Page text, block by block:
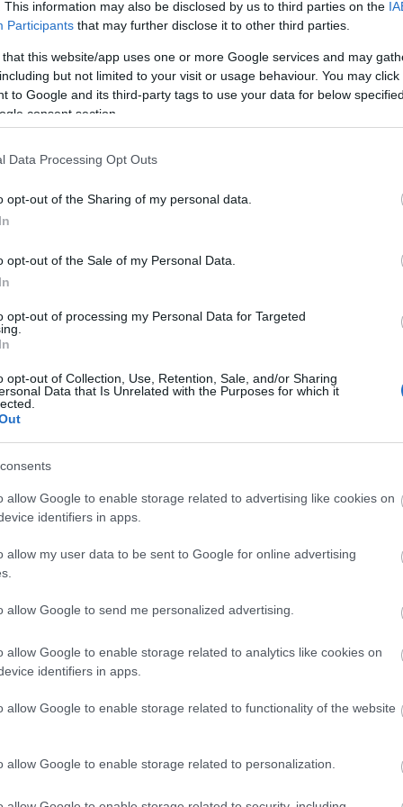
This information may also be disclosed by us to third parties on the
Participants that may further disclose it to other third parties.
that this website/app uses one or more Google services and may
but not limited to your visit or usage behaviour. You may
to Google and its third-party tags to use your data for below
consent section.
Data Processing Opt Outs
opt-out of the Sharing of my personal data.
opt-out of the Sale of my Personal Data.
opt-out of processing my Personal Data for Targeted
opt-out of Collection, Use, Retention, Sale, and/or Sharing
Data that Is Unrelated with the Purposes for which it
allow Google to enable storage related to advertising like cookies on
identifiers in apps.
allow my user data to be sent to Google for online advertising
allow Google to send me personalized advertising.
allow Google to enable storage related to analytics like cookies on
identifiers in apps.
allow Google to enable storage related to functionality of the website
allow Google to enable storage related to personalization.
túlcsorduló, talán generációs ambíciómentességet, nincs
konkrétan, berajongtam. A hangzását, a frontember(ek)
Hangulatban és dinamikában is szélesen mozgat
elsöprően vad is, ami úgy totál szabad, mint a
és leszarni mindent. Igen, könnyes a szemem, „és nincsen
ütéstől az utolsóig (bravó,Holi), tökéletes college rock és
és helye a dalokban. Van rokonság-érzés bennem a
egyenes szövegeket és valami aktuális hitre vágyást talál meg
műgonddal ölt. Szóval Hiúz, köszönöm, üvöltöm veletek, hogy
több kell neki, mint hogy csak megtörtént”.
-tel turnéztunk is annak idején és aKényelmetlenlemezt a
gondolom. De ezeket nem azért mondom, mert ugrópont
hogy egyértelmű legyen: én egyszerre elfogultan,
a Nagyúrt. Szóval biztosan szigorúbb is és megengedőbb
ben (Arra várok, hogy minden egyes hangból csönd
hogy ezek a szövegek koherens és elég erős világot
is, és a zenei témákat is egyetlen nagy egységbe rendezték.
különbség egy lemez meg egy EP között, amennyiben a
zenei és szövegpillanattal, ami konkrétan megskalpol és